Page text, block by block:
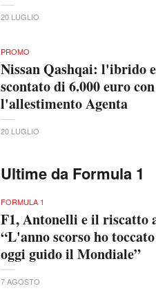
20 LUGLIO
PROMO
Nissan Qashqai: l'ibrido
scontato di 6.000 euro con
l'allestimento Agenta
20 LUGLIO
Ultime da Formula 1
FORMULA 1
F1, Antonelli e il riscatto
“L'anno scorso ho
oggi guido il Mondiale”
7 AGOSTO